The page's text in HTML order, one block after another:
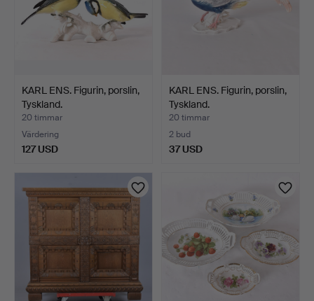
KARL ENS. Figurin, porslin,
Tyskland.
20 timmar
Värdering
127 USD
KARL ENS. Figurin, porslin,
Tyskland.
20 timmar
2 bud
37 USD